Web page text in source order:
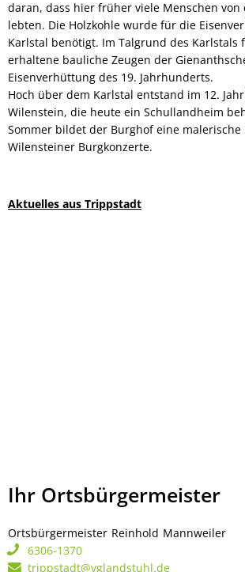
daran, dass hier früher viele Menschen von
lebten. Die Holzkohle wurde für die
Karlstal benötigt. Im Talgrund des Karlstals
erhaltene bauliche Zeugen der
Eisenverhüttung des 19. Jahrhunderts.
Hoch über dem Karlstal entstand im 12.
Wilenstein, die heute ein Schullandheim
Sommer bildet der Burghof eine
Wilensteiner Burgkonzerte.
Aktuelles aus Trippstadt
Ihr Ortsbürgermeister
Ortsbürgermeister Reinhold Mannweiler
6306-1370
trippstadt@vglandstuhl.de